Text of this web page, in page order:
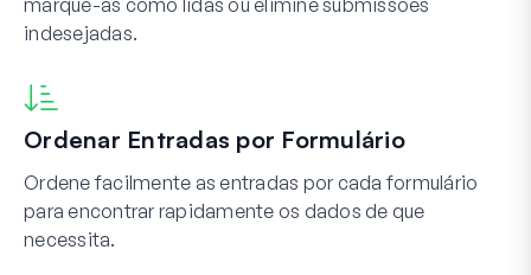
marque-as como lidas ou elimine submissões
indesejadas.
Ordenar Entradas por Formulário
Ordene facilmente as entradas por cada formulário
para encontrar rapidamente os dados de que
necessita.